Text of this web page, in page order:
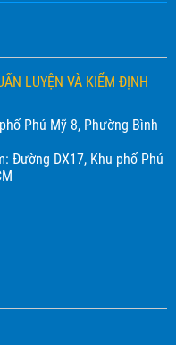
LUYỆN VÀ KIỂM ĐỊNH
Phú Mỹ 8, Phường Bình
Đường DX17, Khu phố Phú